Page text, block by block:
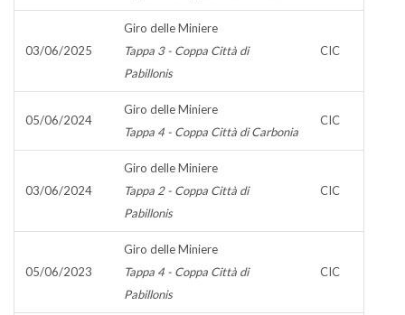
03/06/2025
Giro delle Miniere
Tappa 3 - Coppa Città di
Pabillonis
CIC
05/06/2024
Giro delle Miniere
Tappa 4 - Coppa Città di Carbonia
CIC
03/06/2024
Giro delle Miniere
Tappa 2 - Coppa Città di
Pabillonis
CIC
05/06/2023
Giro delle Miniere
Tappa 4 - Coppa Città di
Pabillonis
CIC